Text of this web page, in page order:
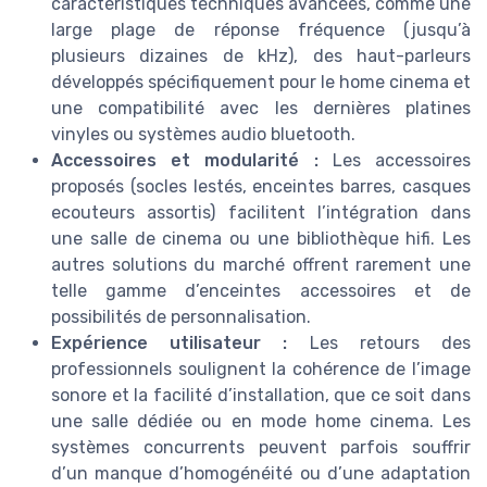
large plage de réponse fréquence (jusqu’à
plusieurs dizaines de kHz), des haut-parleurs
développés spécifiquement pour le home cinema et
une compatibilité avec les dernières platines
vinyles ou systèmes audio bluetooth.
Accessoires et modularité :Les accessoires
proposés (socles lestés, enceintes barres, casques
ecouteurs assortis) facilitent l’intégration dans
une salle de cinema ou une bibliothèque hifi. Les
autres solutions du marché offrent rarement une
telle gamme d’enceintes accessoires et de
possibilités de personnalisation.
Expérience utilisateur : Les retours des
professionnels soulignent la cohérence de l’image
sonore et la facilité d’installation, que ce soit dans
une salle dédiée ou en mode home cinema. Les
systèmes concurrents peuvent parfois souffrir
d’un manque d’homogénéité ou d’une adaptation